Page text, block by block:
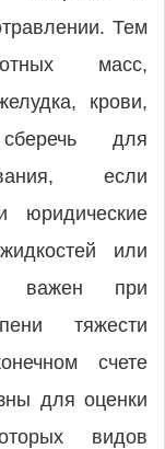
Тем
масс,
крови,
для
если
юридические
или
важен при
тяжести
счете
для оценки
видов